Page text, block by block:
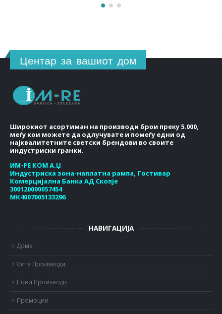
Центар за вашиот дом
Широкиот асортиман на производи брои преку 5.000,
меѓу кои можете да одлучувате и помеѓу едни од
најквалитетните светски брендови во своите
индустриски гранки.
ИМ-РЕ КОМ А.Џ
Индустриска зона-наплатна рампа, Гостивар
Комерцијална Банка АД Скопје
300120000057454
МК4007005133296
НАВИГАЦИЈА
Дома
Сите Производи
Нови Производи
Промоции